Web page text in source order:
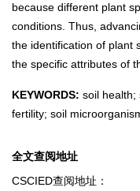
because different plant
conditions. Thus,
the identification of plant
the specific attributes of
KEYWORDS: soil health;
fertility; soil
全文查阅地址
CSCIED查阅地址：